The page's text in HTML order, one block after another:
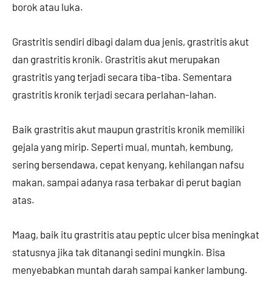
borok atau luka.
Grastritis sendiri dibagi dalam dua jenis, grastritis akut
dan grastritis kronik. Grastritis akut merupakan
grastritis yang terjadi secara tiba-tiba. Sementara
grastritis kronik terjadi secara perlahan-lahan.
Baik grastritis akut maupun grastritis kronik memiliki
gejala yang mirip. Seperti mual, muntah, kembung,
sering bersendawa, cepat kenyang, kehilangan nafsu
makan, sampai adanya rasa terbakar di perut bagian
atas.
Maag, baik itu grastritis atau peptic ulcer bisa meningkat
statusnya jika tak ditanangi sedini mungkin. Bisa
menyebabkan muntah darah sampai kanker lambung.